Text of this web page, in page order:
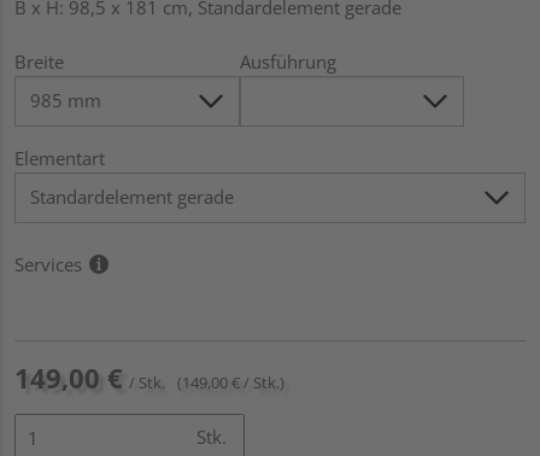
B x H: 98,5 x 181 cm, Standardelement gerade
Breite Ausführung
Elementart
Services
149,00 € / Stk. (149,00 € / Stk.)
Stk.